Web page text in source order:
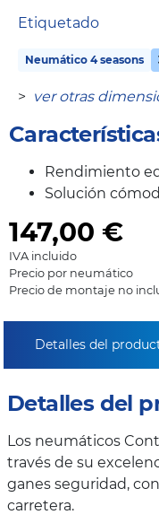
Etiquetado
Neumático 4 seasons
> ver otras
Rendimiento
Solución
147,00 €
IVA incluido
Precio por neumático
Precio de montaje no
Detalles del
Detalles del
Los neumáticos
través de su
ganes seguridad,
carretera.